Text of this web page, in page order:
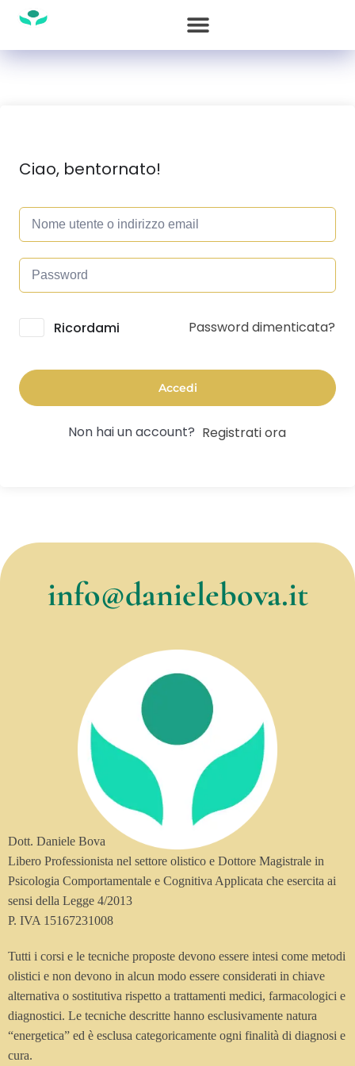
Ciao, bentornato!
Alternative:
Ricordami Password dimenticata?
Accedi
Non hai un account? Registrati ora
info@danielebova.it
Dott. Daniele Bova
Libero Professionista nel settore olistico e Dottore Magistrale in
Psicologia Comportamentale e Cognitiva Applicata che esercita ai
sensi della Legge 4/2013
P. IVA 15167231008
Tutti i corsi e le tecniche proposte devono essere intesi come metodi
olistici e non devono in alcun modo essere considerati in chiave
alternativa o sostitutiva rispetto a trattamenti medici, farmacologici e
diagnostici. Le tecniche descritte hanno esclusivamente natura
“energetica” ed è esclusa categoricamente ogni finalità di diagnosi e
cura.